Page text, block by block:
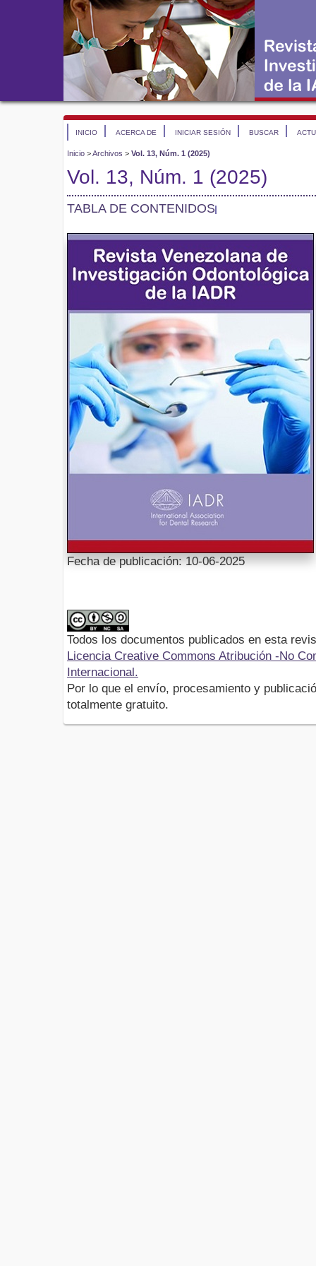
INICIO ACERCA DE INICIAR SESIÓN BUSCAR
Inicio >Archivos > Vol. 13, Núm. 1 (2025)
Vol. 13, Núm. 1 (2025)
TABLA DE CONTENIDOS
Fecha de publicación: 10-06-2025
Todos los documentos publicados en esta
Licencia Creative Commons Atribución -No
Internacional.
Por lo que el envío, procesamiento y
totalmente gratuito.